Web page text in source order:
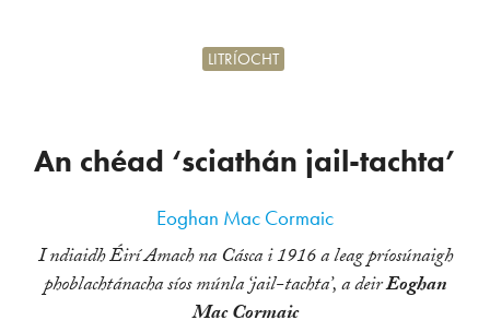
An chéad ‘sciathán jail-tachta’
LITRÍOCHT
Eoghan Mac Cormaic
I ndiaidh Éirí Amach na Cásca i 1916 a leag príosúnaigh
phoblachtánacha síos múnla ‘jail-tachta’, a deirEoghan
Mac Cormaic